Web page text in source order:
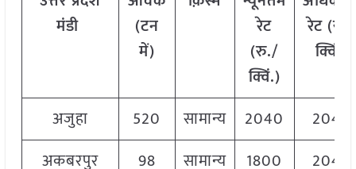
मंडी
(टन
में)
रेट
(रु./
क्विं.)
रेट (रु./
क्विं.)
अजुहा 520 सामान्य 2040
2040
अकबरपुर
98 सामान्य 1800 2040